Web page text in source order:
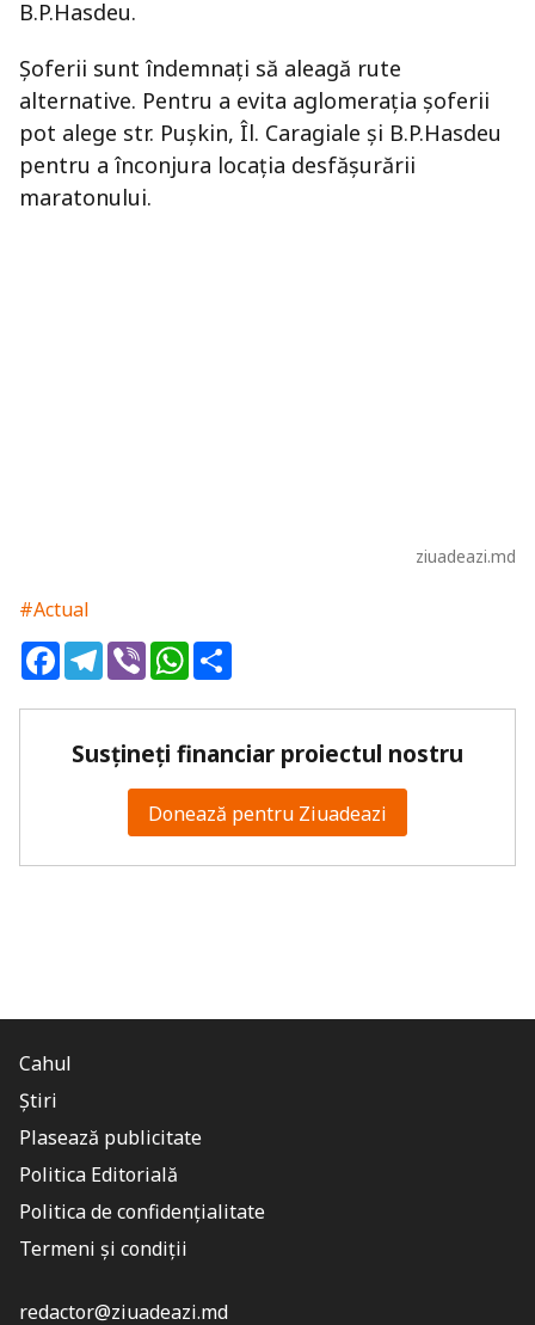
B.P.Hasdeu.
Șoferii sunt îndemnați să aleagă rute
alternative. Pentru a evita aglomerația șoferii
pot alege str. Pușkin, Îl. Caragiale și B.P.Hasdeu
pentru a înconjura locația desfășurării
maratonului.
ziuadeazi.md
#Actual
FacebookTelegram
ViberWhatsApp
Susțineți financiar proiectul nostru
Donează pentru Ziuadeazi
Cahul
Știri
Plasează publicitate
Politica Editorială
Politica de confidențialitate
Termeni și condiții
redactor@ziuadeazi.md